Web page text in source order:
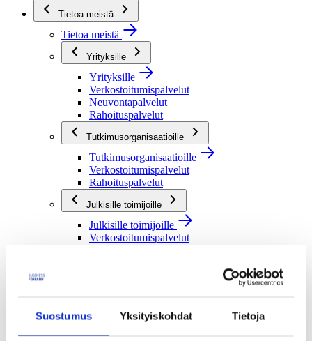
Suostumus Yksityiskohdat Tietoja
Tietoa meistä
Tietoa meistä
Yrityksille
Yrityksille
Verkostoitumispalvelut
Neuvontapalvelut
Rahoituspalvelut
Tutkimusorganisaatioille
Tutkimusorganisaatioille
Verkostoitumispalvelut
Rahoituspalvelut
Julkisille toimijoille
Julkisille toimijoille
Verkostoitumispalvelut
Töihin meille